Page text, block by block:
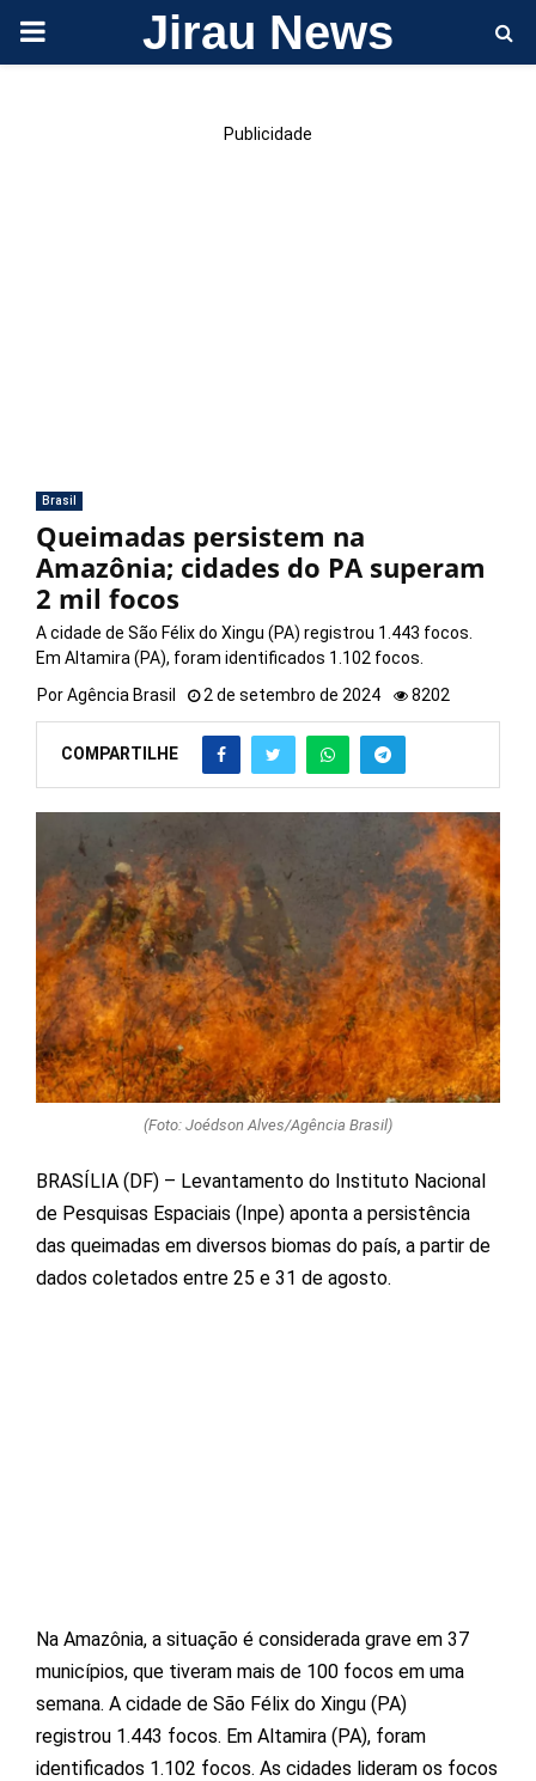
PRIMARY Jirau News
Publicidade
Brasil
Queimadas persistem na
Amazônia; cidades do PA superam
2 mil focos
A cidade de São Félix do Xingu (PA) registrou 1.443 focos.
Em Altamira (PA), foram identificados 1.102 focos.
PorAgência Brasil 2 de setembro de 2024 8202
COMPARTILHE
(Foto: Joédson Alves/Agência Brasil)
BRASÍLIA (DF) – Levantamento do Instituto Nacional
de Pesquisas Espaciais (Inpe) aponta a persistência
das queimadas em diversos biomas do país, a partir de
dados coletados entre 25 e 31 de agosto.
Na Amazônia, a situação é considerada grave em 37
municípios, que tiveram mais de 100 focos em uma
semana. A cidade de São Félix do Xingu (PA)
registrou 1.443 focos. Em Altamira (PA), foram
identificados 1.102 focos. As cidades lideram os focos